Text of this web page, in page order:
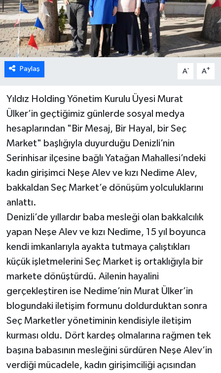
Paylaş A- A+
Yıldız Holding Yönetim Kurulu Üyesi Murat
Ülker’in geçtiğimiz günlerde sosyal medya
hesaplarından "Bir Mesaj, Bir Hayal, bir Seç
Market" başlığıyla duyurduğu Denizli’nin
Serinhisar ilçesine bağlı Yatağan Mahallesi’ndeki
kadın girişimci Neşe Alev ve kızı Nedime Alev,
bakkaldan Seç Market’e dönüşüm yolculuklarını
anlattı.
Denizli’de yıllardır baba mesleği olan bakkalcılık
yapan Neşe Alev ve kızı Nedime, 15 yıl boyunca
kendi imkanlarıyla ayakta tutmaya çalıştıkları
küçük işletmelerini Seç Market iş ortaklığıyla bir
markete dönüştürdü. Ailenin hayalini
gerçekleştiren ise Nedime’nin Murat Ülker’in
blogundaki iletişim formunu doldurduktan sonra
Seç Marketler yönetiminin kendisiyle iletişim
kurması oldu. Dört kardeş olmalarına rağmen tek
başına babasının mesleğini sürdüren Neşe Alev’in
verdiği mücadele, kadın girişimciliği açısından
RESMİ REKLAM